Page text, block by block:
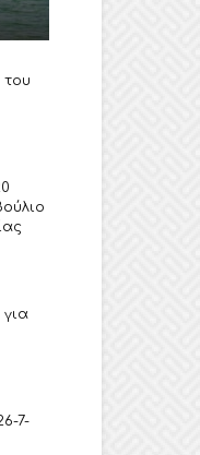
του
7-